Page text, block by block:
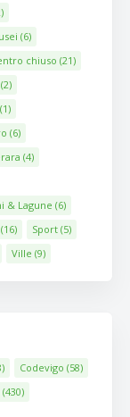
(6)
chiuso (21)
(2)
(1)
(6)
(4)
& Lagune (6)
(16) Sport (5)
Ville (9)
Codevigo (58)
(430)